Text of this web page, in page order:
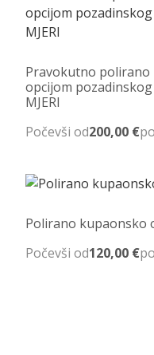
Pravokutno polirano
opcijom pozadinskog
MJERI
Počevši od200,00 €
Polirano kupaonsko
Počevši od120,00 €